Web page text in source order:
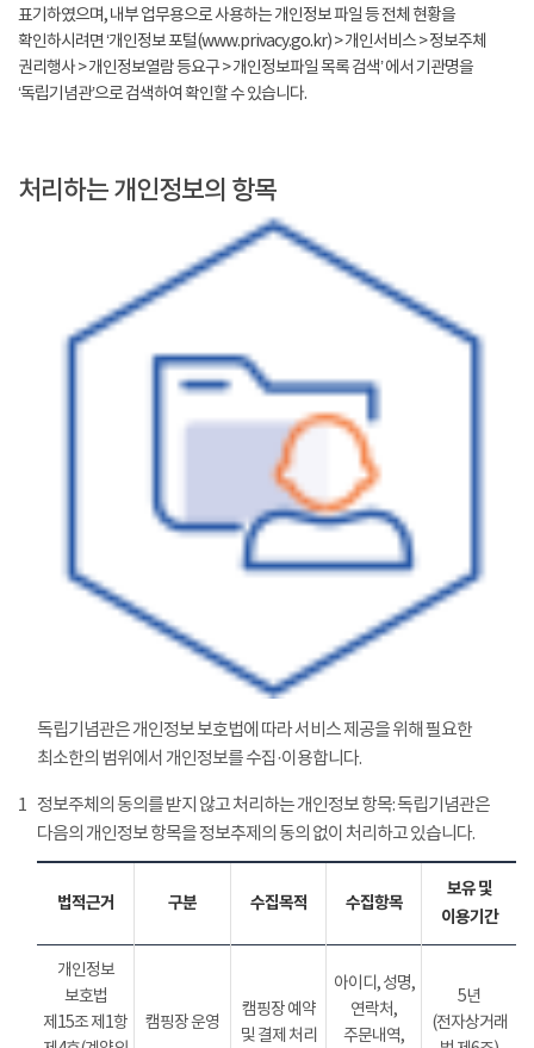
표기하였으며, 내부 업무용으로 사용하는 개인정보 파일 등 전체 현황을
확인하시려면 ‘개인정보 포털(www.privacy.go.kr) > 개인서비스 > 정보주체
권리행사 > 개인정보열람 등요구 > 개인정보파일 목록 검색’ 에서 기관명을
‘독립기념관’으로 검색하여 확인할 수 있습니다.
처리하는 개인정보의 항목
독립기념관은 개인정보 보호법에 따라 서비스 제공을 위해 필요한
최소한의 범위에서 개인정보를 수집·이용합니다.
1 정보주체의 동의를 받지 않고 처리하는 개인정보 항목: 독립기념관은
다음의 개인정보 항목을 정보추제의 동의 없이 처리하고 있습니다.
법적근거 구분 수집목적 수집항목
보유 및
이용기간
개인정보
보호법
제15조 제1항
캠핑장 운영
캠핑장 예약
및 결제 처리
아이디, 성명,
연락처,
주문내역,
5년
(전자상거래